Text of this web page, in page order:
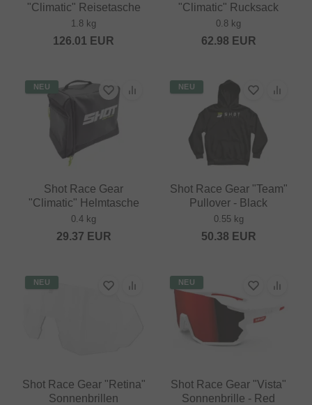
"Climatic" Reisetasche
1.8 kg
126.01 EUR
"Climatic" Rucksack
0.8 kg
62.98 EUR
NEU
Shot Race Gear
"Climatic" Helmtasche
0.4 kg
29.37 EUR
NEU
Shot Race Gear "Team"
Pullover - Black
0.55 kg
50.38 EUR
NEU
Shot Race Gear "Retina"
Sonnenbrillen
NEU
Shot Race Gear "Vista"
Sonnenbrille - Red